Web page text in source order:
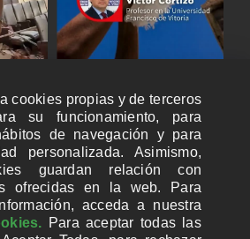
cookies propias y de terceros
su funcionamiento, para
de navegación y para
personalizada. Asimismo,
guardan relación con
ofrecidas en la web. Para
acceda a nuestra
Para aceptar todas las